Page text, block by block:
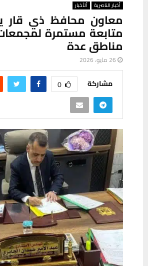
أخبار الناصرية ألأخبار
معاون محافظ ذي
متابعة مستمرة
مناطق عدة
26 مايو، 2026
مشاركة 0